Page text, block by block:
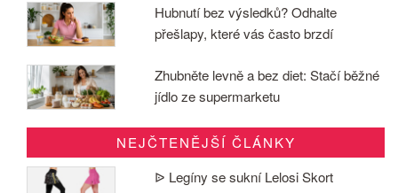
Hubnutí bez výsledků? Odhalte
přešlapy, které vás často brzdí
Zhubněte levně a bez diet: Stačí běžné
jídlo ze supermarketu
NEJČTENĚJŠÍ ČLÁNKY
ᐉ Legíny se sukní Lelosi Skort